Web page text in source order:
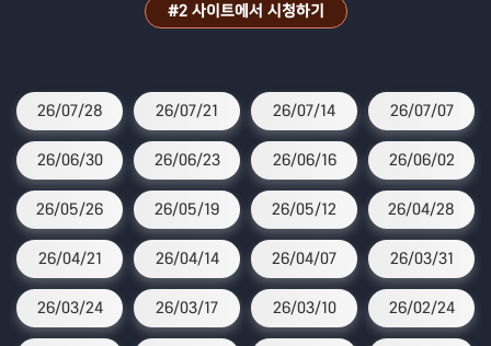
#2 사이트에서 시청하기
26/07/28 26/07/21 26/07/14 26/07/07
26/06/30 26/06/23 26/06/16 26/06/02
26/05/26 26/05/19 26/05/12 26/04/28
26/04/21 26/04/14 26/04/07 26/03/31
26/03/24 26/03/17 26/03/10 26/02/24